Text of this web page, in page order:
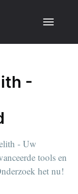
-
- Uw
tools en
het nu!